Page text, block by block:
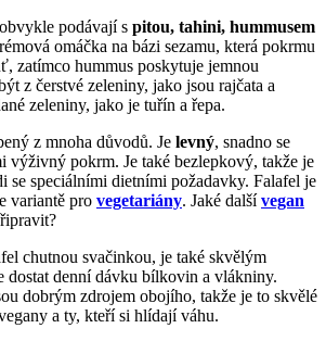
podávají s pitou, tahini, hummusem
omáčka na bázi sezamu, která pokrmu
zatímco hummus poskytuje jemnou
z čerstvé zeleniny, jako jsou rajčata a
zeleniny, jako je tuřín a řepa.
z mnoha důvodů. Je levný, snadno se
výživný pokrm. Je také bezlepkový, takže je
se speciálními dietními požadavky. Falafel je
variantě pro vegetariány. Jaké dalšívegan
chutnou svačinkou, je také skvělým
dostat denní dávku bílkovin a vlákniny.
dobrým zdrojem obojího, takže je to skvělé
a ty, kteří si hlídají váhu.